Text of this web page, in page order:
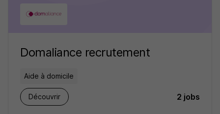
Domaliance recrutement
Aide à domicile
Découvrir 2 jobs